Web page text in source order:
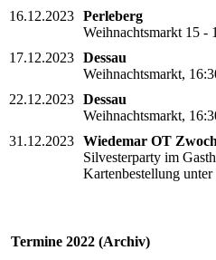
16.12.2023 Perleberg
Weihnachtsmarkt 15 -
17.12.2023 Dessau
Weihnachtsmarkt,
22.12.2023 Dessau
Weihnachtsmarkt,
31.12.2023 Wiedemar OT
Silvesterparty im
Kartenbestellung
Termine 2022 (Archiv)